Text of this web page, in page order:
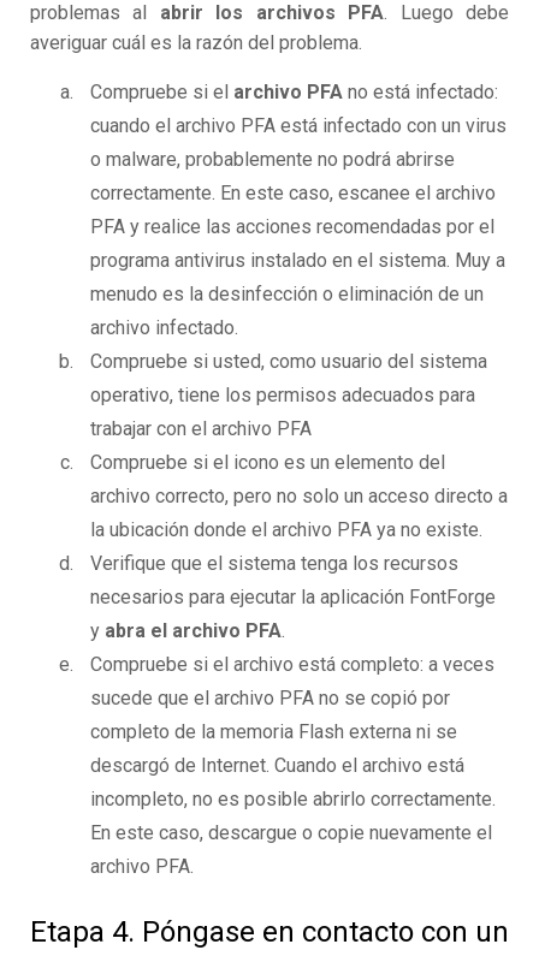
problemas al abrir los archivos PFA. Luego debe
averiguar cuál es la razón del problema.
Compruebe si el archivo PFA no está infectado:
cuando el archivo PFA está infectado con un virus
o malware, probablemente no podrá abrirse
correctamente. En este caso, escanee el archivo
PFA y realice las acciones recomendadas por el
programa antivirus instalado en el sistema. Muy a
menudo es la desinfección o eliminación de un
archivo infectado.
Compruebe si usted, como usuario del sistema
operativo, tiene los permisos adecuados para
trabajar con el archivo PFA
Compruebe si el icono es un elemento del
archivo correcto, pero no solo un acceso directo a
la ubicación donde el archivo PFA ya no existe.
Verifique que el sistema tenga los recursos
necesarios para ejecutar la aplicación FontForge
y abra el archivo PFA.
Compruebe si el archivo está completo: a veces
sucede que el archivo PFA no se copió por
completo de la memoria Flash externa ni se
descargó de Internet. Cuando el archivo está
incompleto, no es posible abrirlo correctamente.
En este caso, descargue o copie nuevamente el
archivo PFA.
Etapa 4. Póngase en contacto con un